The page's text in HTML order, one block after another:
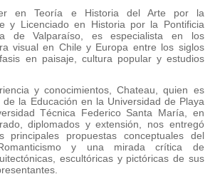
en Teoría e Historia del Arte por la
y Licenciado en Historia por la Pontificia
de Valparaíso, es especialista en los
visual en Chile y Europa entre los siglos
en paisaje, cultura popular y estudios
y conocimientos, Chateau, quien es
la Educación en la Universidad de Playa
Técnica Federico Santa María, en
diplomados y extensión, nos entregó
principales propuestas conceptuales del
y una mirada crítica de
escultóricas y pictóricas de sus